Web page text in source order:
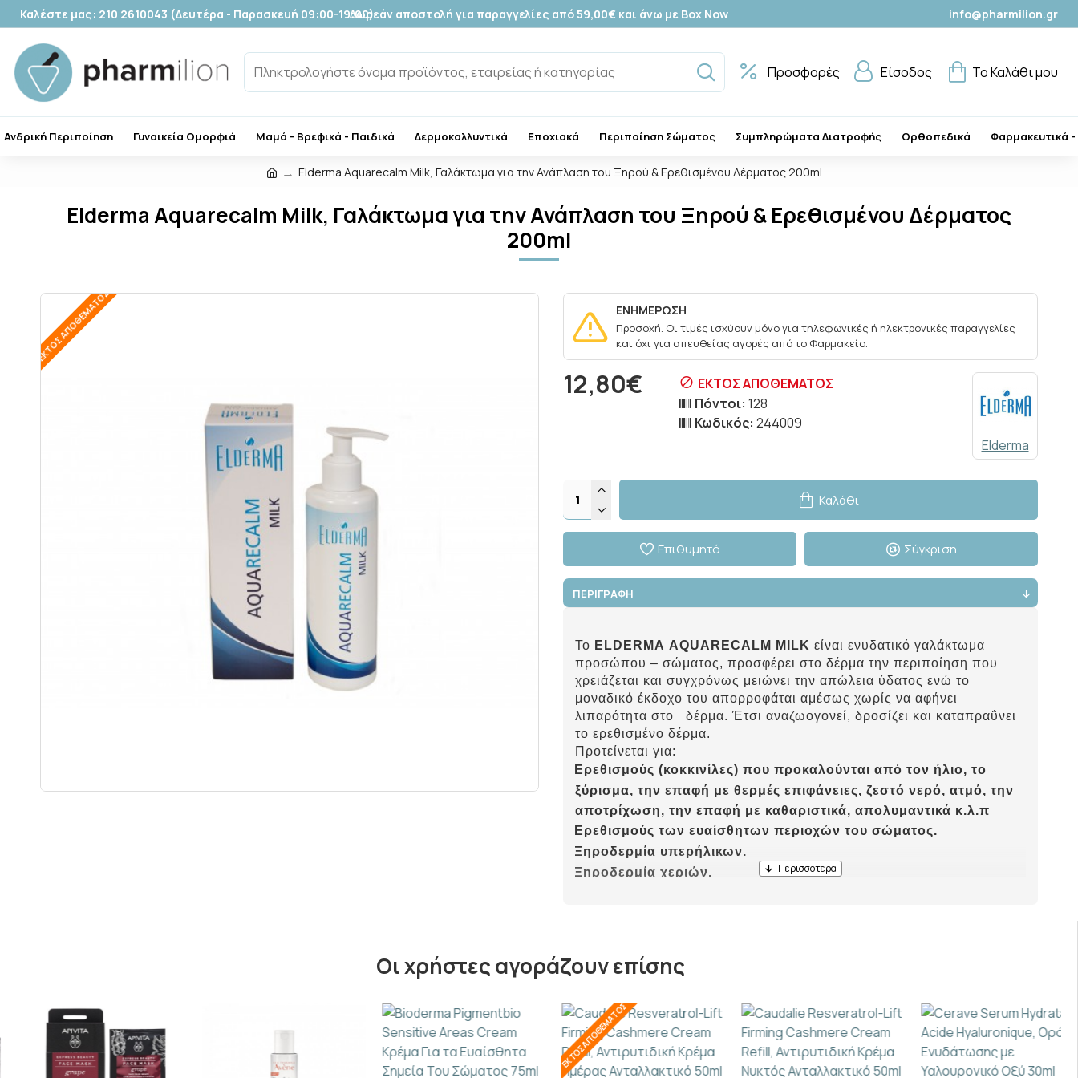
Καλέστε μας: 210 2610043 (Δευτέρα - Παρασκευή 09:00-19:00)Δωρεάν αποστολή για παραγγελίες από 59,00€ και άνω με Box Now info@pharmilion.gr
Προσφορές Είσοδος Το Καλάθι μου
Ανδρική Περιποίηση Γυναικεία Ομορφιά Μαμά - Βρεφικά - Παιδικά Δερμοκαλλυντικά Εποχιακά Περιποίηση Σώματος Συμπληρώματα Διατροφής Ορθοπεδικά Φαρμακευτικά -
Elderma Aquarecalm Milk, Γαλάκτωμα για την Ανάπλαση του Ξηρού & Ερεθισμένου Δέρματος 200ml
Elderma Aquarecalm Milk, Γαλάκτωμα για την Ανάπλαση του Ξηρού & Ερεθισμένου Δέρματος
200ml
ΕΚΤΌΣ ΑΠΟΘΈΜΑΤΟΣ ΕΝΗΜΕΡΩΣΗ
Προσοχή. Οι τιμές ισχύουν μόνο για τηλεφωνικές ή ηλεκτρονικές παραγγελίες
και όχι για απευθείας αγορές από το Φαρμακείο.
12,80€
ΕΚΤΌΣ ΑΠΟΘΈΜΑΤΟΣ
Πόντοι: 128
Κωδικός: 244009
Elderma
Καλάθι
Επιθυμητό Σύγκριση
ΠΕΡΙΓΡΑΦΗ
Το ELDERMA AQUARECALM MILK είναι ενυδατικό γαλάκτωμα
προσώπου – σώματος, προσφέρει στο δέρμα την περιποίηση που
χρειάζεται και συγχρόνως μειώνει την απώλεια ύδατος ενώ το
μοναδικό έκδοχο του απορροφάται αμέσως χωρίς να αφήνει
λιπαρότητα στο δέρμα. Έτσι αναζωογονεί, δροσίζει και καταπραΰνει
το ερεθισμένο δέρμα.
Προτείνεται για:
Ερεθισμούς (κοκκινίλες) που προκαλούνται από τον ήλιο, το
ξύρισμα, την επαφή με θερμές επιφάνειες, ζεστό νερό, ατμό, την
αποτρίχωση, την επαφή με καθαριστικά, απολυμαντικά κ.λ.π
Ερεθισμούς των ευαίσθητων περιοχών του σώματος.
Ξηροδερμία υπερήλικων.
Ξηροδερμία χεριών.
· Δερματίτιδες
ΠΕΡΙΕΧΕΙ:
D – PANTHENOL 5%
συστατικό με ενυδατικές, αναπλαστικές,
αντιφλογιστικές και επουλωτικές ιδιότητες,
ALOE VERAμε ενυδατικές, αντιφλογιστικές, καταπραϋντικές και
Οι χρήστες αγοράζουν επίσης
ΕΚΤΌΣ ΑΠΟΘΈΜΑΤΟΣ